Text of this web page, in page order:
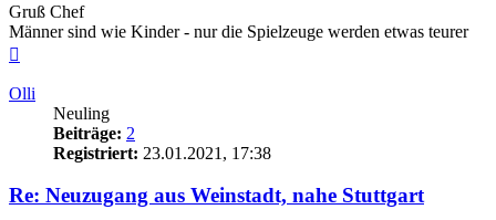
Gruß Chef
Männer sind wie Kinder - nur die Spielzeuge werden etwas teurer
Olli
Neuling
Beiträge: 2
Registriert: 23.01.2021, 17:38
Re: Neuzugang aus Weinstadt, nahe Stuttgart